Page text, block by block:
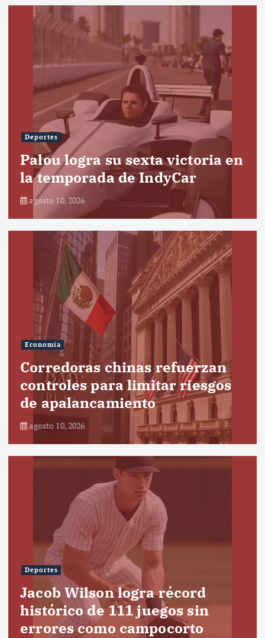
Deportes
Palou logra su sexta victoria en
la temporada de IndyCar
agosto 10, 2026
Economía
Corredoras chinas refuerzan
controles para limitar riesgos
de apalancamiento
agosto 10, 2026
Deportes
Jacob Wilson logra récord
histórico de 111 juegos sin
errores como campocorto